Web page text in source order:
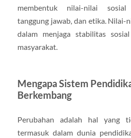
membentuk nilai-nilai
tanggung jawab, dan etika. Nilai-
dalam menjaga stabilitas
masyarakat.
Mengapa Sistem
Berkembang
Perubahan adalah hal yang
termasuk dalam dunia